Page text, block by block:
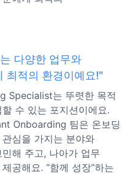
다양한 업무와
최적의 환경이예요!"
Specialist는 뚜렷한 목적
수 있는 포지션이에요.
Onboarding 팀은 온보딩
심을 가지는 분야와
해 주고, 나아가 업무
공해요. “함께 성장”하는